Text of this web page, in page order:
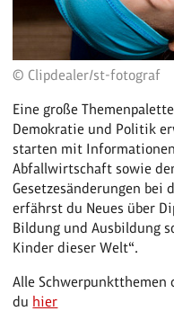
© Clipdealer/st-fotograf
Eine große
Demokratie und Politik
starten mit
Abfallwirtschaft sowie
Gesetzesänderungen bei
erfährst du Neues über
Bildung und Ausbildung
Kinder dieser Welt“.
Alle Schwerpunktthemen
du hier